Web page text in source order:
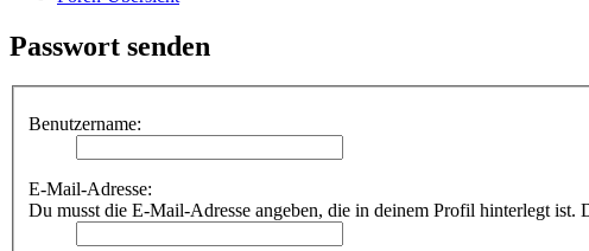
Passwort senden
Benutzername:
E-Mail-Adresse:
Du musst die E-Mail-Adresse angeben, die in deinem Profil hinterlegt ist.